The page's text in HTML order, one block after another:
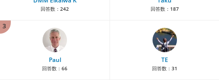
回答数： 242 回答数： 187
3
Paul
回答数： 66
TE
回答数： 31